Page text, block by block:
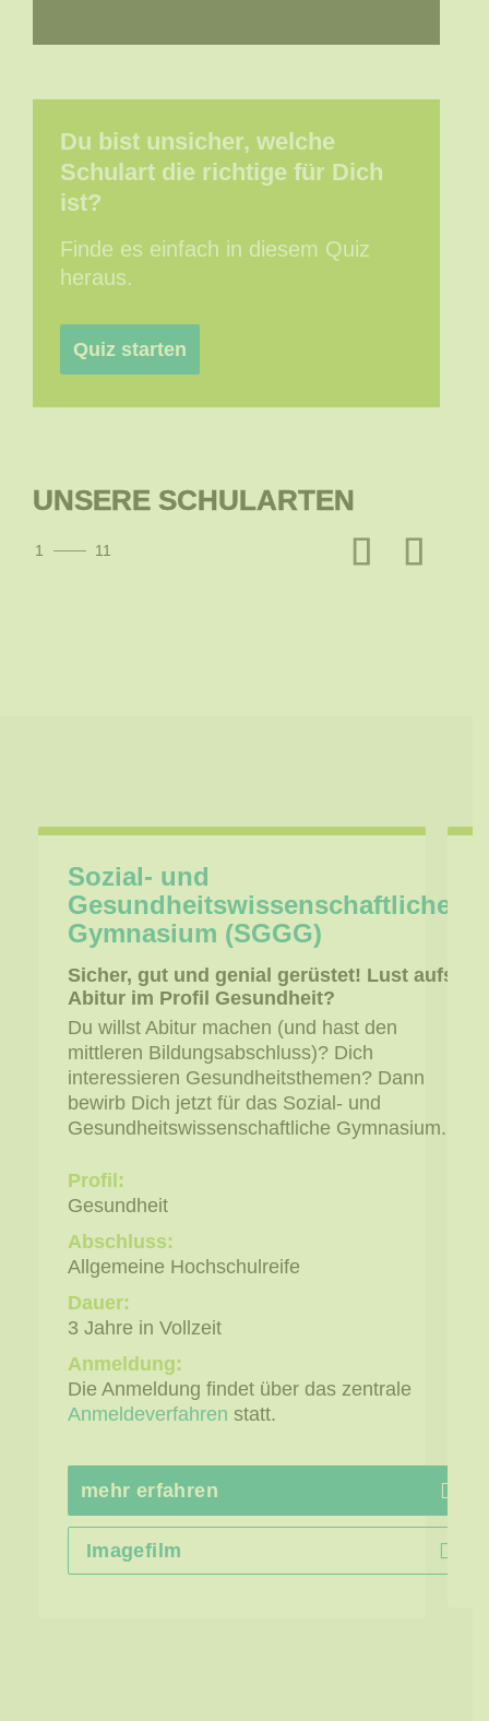
Du bist unsicher, welche
Schulart die richtige für Dich
ist?
Finde es einfach in diesem Quiz
heraus.
Quiz starten
UNSERE SCHULARTEN
1 11
Sozial- und
Gesundheitswissenschaftliches
Gymnasium (SGGG)
Sicher, gut und genial gerüstet! Lust aufs
Abitur im Profil Gesundheit?
Du willst Abitur machen (und hast den
mittleren Bildungsabschluss)? Dich
interessieren Gesundheitsthemen? Dann
bewirb Dich jetzt für das Sozial- und
Gesundheitswissenschaftliche Gymnasium.
Profil:
Gesundheit
Abschluss:
Allgemeine Hochschulreife
Dauer:
3 Jahre in Vollzeit
Anmeldung:
Die Anmeldung findet über das zentrale
Anmeldeverfahren statt.
mehr erfahren
Imagefilm